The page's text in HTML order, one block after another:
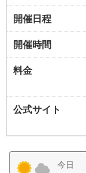
開催日程
開催時間
料金
公式サイト
今日